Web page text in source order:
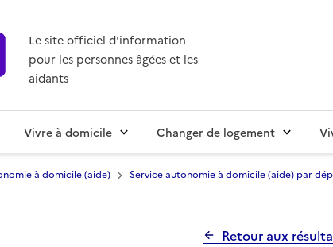
Le site officiel d'information
pour les personnes âgées et les
aidants
Vivre à domicile Changer de logement
à domicile (aide) Service autonomie à domicile (aide) par
Retour aux